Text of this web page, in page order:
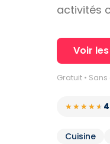
activités
Voir
Gratuit •
★★★★★
★★★★★
Cuisine